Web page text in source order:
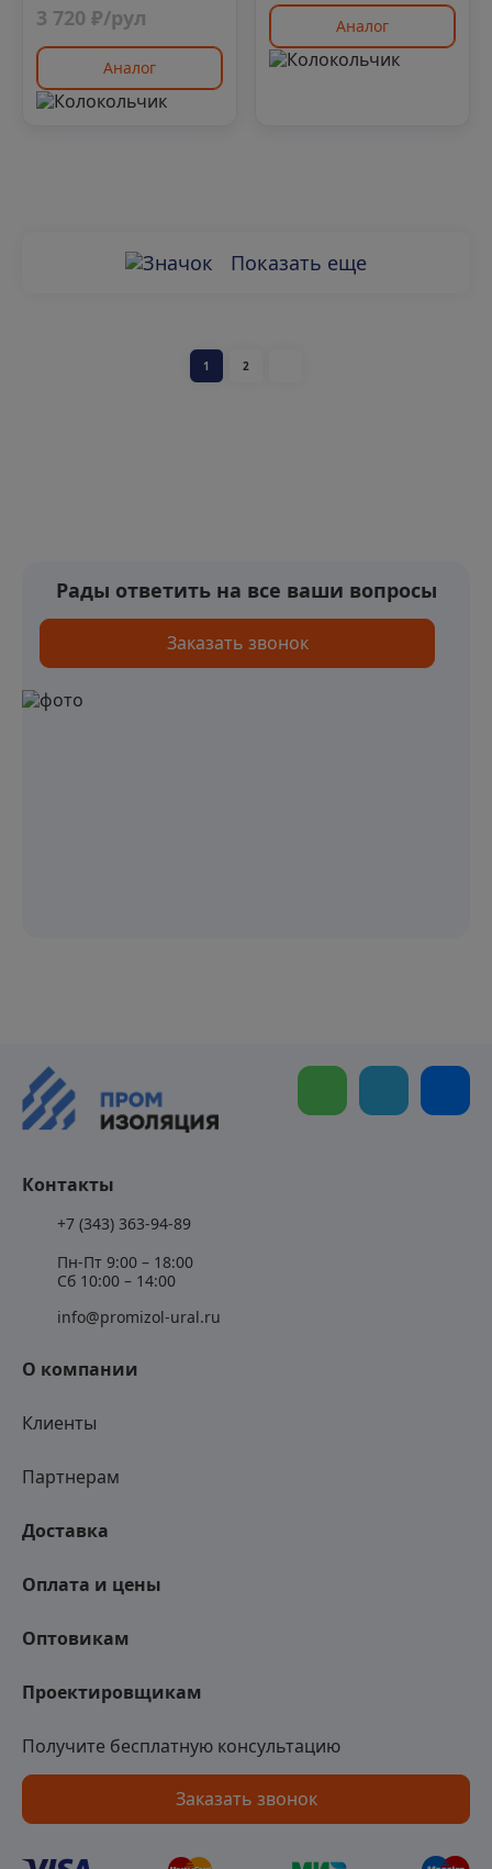
3 720 ₽/рул
Аналог
Аналог
Показать еще
1 2
Рады ответить на все ваши вопросы
Заказать звонок
Получите бесплатную консультацию
Заказать звонок
О компании
Клиенты
Партнерам
Доставка
Оплата и цены
Оптовикам
Проектировщикам
Контакты
+7 (343) 363-94-89
Пн-Пт 9:00 – 18:00
Сб 10:00 – 14:00
info@promizol-ural.ru